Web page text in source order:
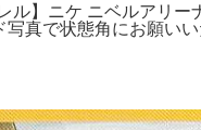
】ニケ ニベルアリー
真で状態角にお願い